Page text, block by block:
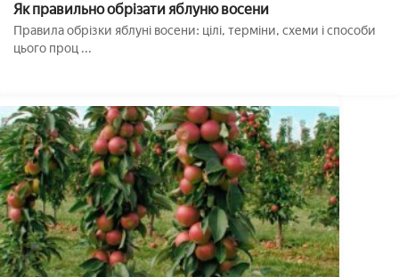
Як правильно обрізати яблуню восени
Правила обрізки яблуні восени: цілі, терміни, схеми і способи
цього проц ...